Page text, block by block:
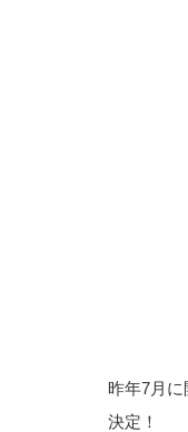
昨年7月
決定！